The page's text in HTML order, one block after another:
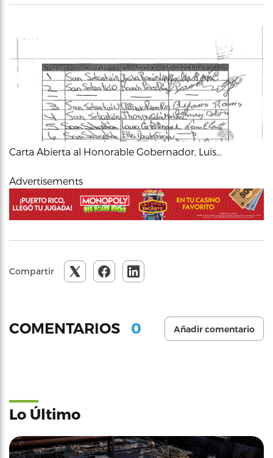
Carta Abierta al Honorable Gobernador, Luis…
Advertisements
Compartir
COMENTARIOS 0 Añadir comentario
Lo Último